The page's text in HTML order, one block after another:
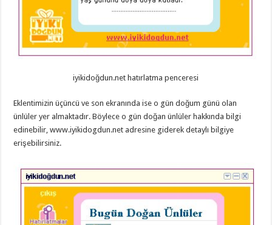
iyikidoğdun.net hatırlatma penceresi
Eklentimizin üçüncü ve son ekranında ise o gün doğum günü olan
ünlüler yer almaktadır. Böylece o gün doğan ünlüler hakkında bilgi
edinebilir, www.iyikidogdun.net adresine giderek detaylı bilgiye
erişebilirsiniz.